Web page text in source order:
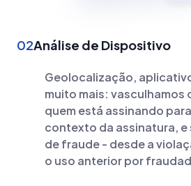
02Análise de Dispositivo
Geolocalização,
muito mais: vasculhamos
quem está assinando
contexto da assinatura, e
de fraude - desde a
o uso anterior por